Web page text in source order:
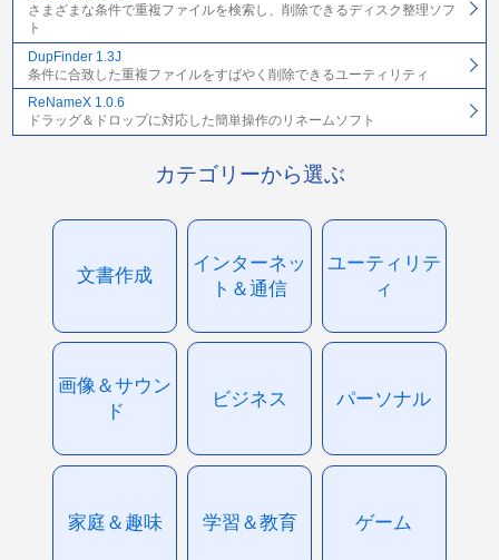
さまざまな条件で重複ファイルを検索し、削除できるディスク整理ソフ
ト
DupFinder 1.3J
条件に合致した重複ファイルをすばやく削除できるユーティリティ
ReNameX 1.0.6
ドラッグ＆ドロップに対応した簡単操作のリネームソフト
カテゴリーから選ぶ
文書作成
インターネッ
ト＆通信
ユーティリテ
ィ
画像＆サウン
ド
ビジネス パーソナル
家庭＆趣味 学習＆教育 ゲーム